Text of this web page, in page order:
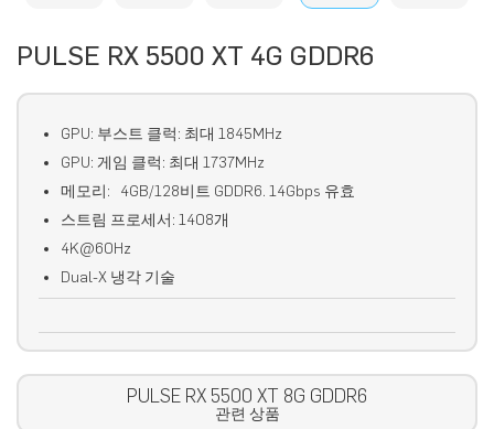
PULSE RX 5500 XT 4G GDDR6
GPU: 부스트 클럭: 최대 1845MHz
GPU: 게임 클럭: 최대 1737MHz
메모리: 4GB/128비트 GDDR6. 14Gbps 유효
스트림 프로세서: 1408개
4K@60Hz
Dual-X 냉각 기술
PULSE RX 5500 XT 8G GDDR6
관련 상품